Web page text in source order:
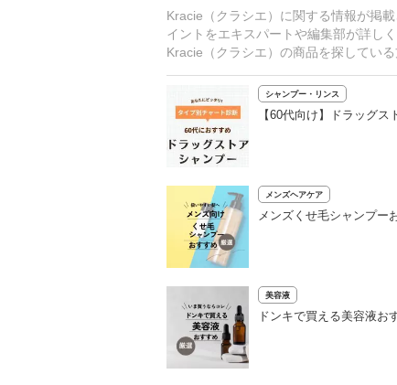
Kracie（クラシエ）に関する情報が掲
イントをエキスパートや編集部が詳し
Kracie（クラシエ）の商品を探してい
シャンプー・リンス
【60代向け】ドラッグ
メンズヘアケア
メンズくせ毛シャンプー
美容液
ドンキで買える美容液お